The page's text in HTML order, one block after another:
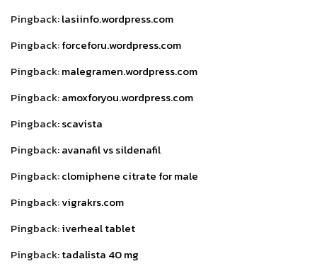
Pingback:lasiinfo.wordpress.com
Pingback:forceforu.wordpress.com
Pingback:malegramen.wordpress.com
Pingback:amoxforyou.wordpress.com
Pingback:scavista
Pingback:avanafil vs sildenafil
Pingback:clomiphene citrate for male
Pingback:vigrakrs.com
Pingback:iverheal tablet
Pingback:tadalista 40 mg